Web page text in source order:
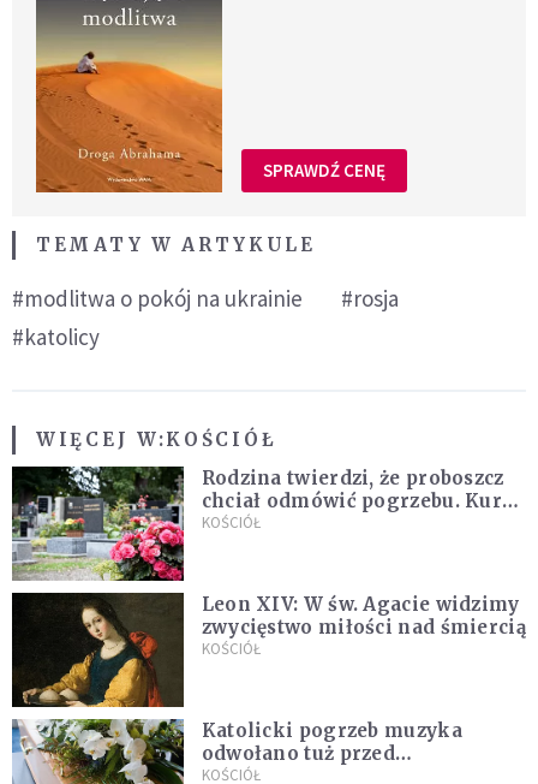
SPRAWDŹ CENĘ
TEMATY W ARTYKULE
#modlitwa o pokój na ukrainie
#rosja
#katolicy
WIĘCEJ W:KOŚCIÓŁ
Rodzina twierdzi, że proboszcz
chciał odmówić pogrzebu. Kuria
zapowiada wyjaśnienia
KOŚCIÓŁ
Leon XIV: W św. Agacie widzimy
zwycięstwo miłości nad śmiercią
KOŚCIÓŁ
Katolicki pogrzeb muzyka
odwołano tuż przed
uroczystością. Powodem była
KOŚCIÓŁ